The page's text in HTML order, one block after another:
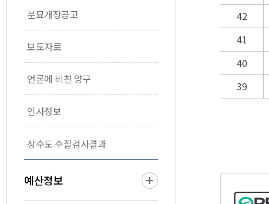
분묘개장공고
보도자료
언론에 비친 양구
인사정보
상수도 수질검사결과
예산정보
42
41
40
39